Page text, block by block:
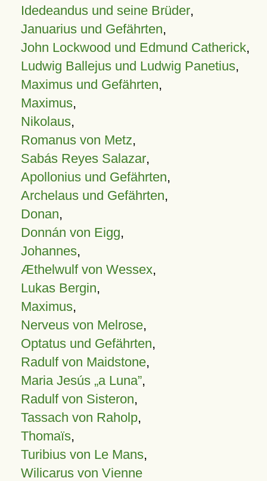
Idedeandus und seine Brüder,
Januarius und Gefährten,
John Lockwood und Edmund Catherick,
Ludwig Ballejus und Ludwig Panetius,
Maximus und Gefährten,
Maximus,
Nikolaus,
Romanus von Metz,
Sabás Reyes Salazar,
Apollonius und Gefährten,
Archelaus und Gefährten,
Donan,
Donnán von Eigg,
Johannes,
Æthelwulf von Wessex,
Lukas Bergin,
Maximus,
Nerveus von Melrose,
Optatus und Gefährten,
Radulf von Maidstone,
Maria Jesús „a Luna”,
Radulf von Sisteron,
Tassach von Raholp,
Thomaïs,
Turibius von Le Mans,
Wilicarus von Vienne